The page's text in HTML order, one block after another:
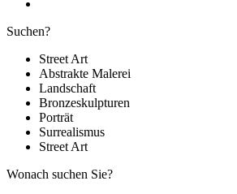
Suchen?
Street Art
Abstrakte Malerei
Landschaft
Bronzeskulpturen
Porträt
Surrealismus
Street Art
Wonach suchen Sie?